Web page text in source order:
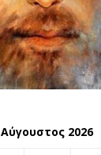
Αύγουστος 2026